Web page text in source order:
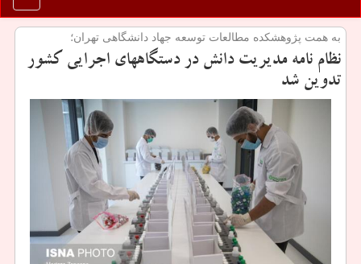
به همت پژوهشكده مطالعات توسعه جهاد دانشگاهی تهران؛
نظام نامه مدیریت دانش در دستگاههای اجرایی كشور
تدوین شد